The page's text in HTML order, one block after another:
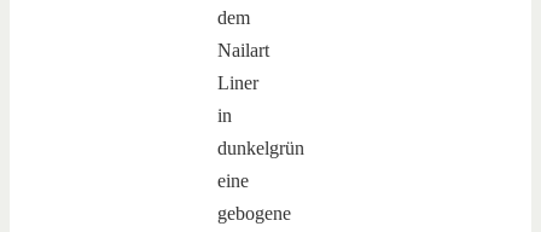
dem
Nailart
Liner
in
dunkelgrün
eine
gebogene